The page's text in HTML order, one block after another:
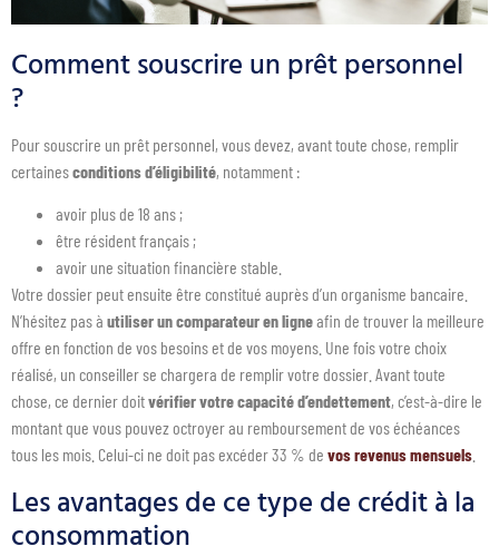
Comment souscrire un prêt personnel
?
Pour souscrire un prêt personnel, vous devez, avant toute chose, remplir
certainesconditions d’éligibilité, notamment :
avoir plus de 18 ans ;
être résident français ;
avoir une situation financière stable.
Votre dossier peut ensuite être constitué auprès d’un organisme bancaire.
N’hésitez pas à utiliser un comparateur en ligneafin de trouver la meilleure
offre en fonction de vos besoins et de vos moyens. Une fois votre choix
réalisé, un conseiller se chargera de remplir votre dossier. Avant toute
chose, ce dernier doitvérifier votre capacité d’endettement, c’est-à-dire le
montant que vous pouvez octroyer au remboursement de vos échéances
tous les mois. Celui-ci ne doit pas excéder 33 % de vos revenus mensuels
Les avantages de ce type de crédit à la
consommation